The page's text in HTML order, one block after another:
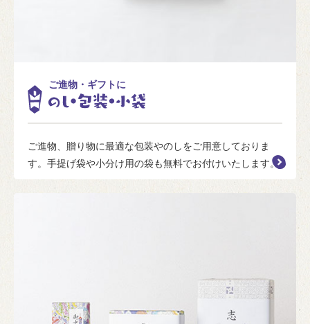
ご進物・ギフトに
ご進物、贈り物に最適な包装やのしをご用意しておりま
す。手提げ袋や小分け用の袋も無料でお付けいたします。